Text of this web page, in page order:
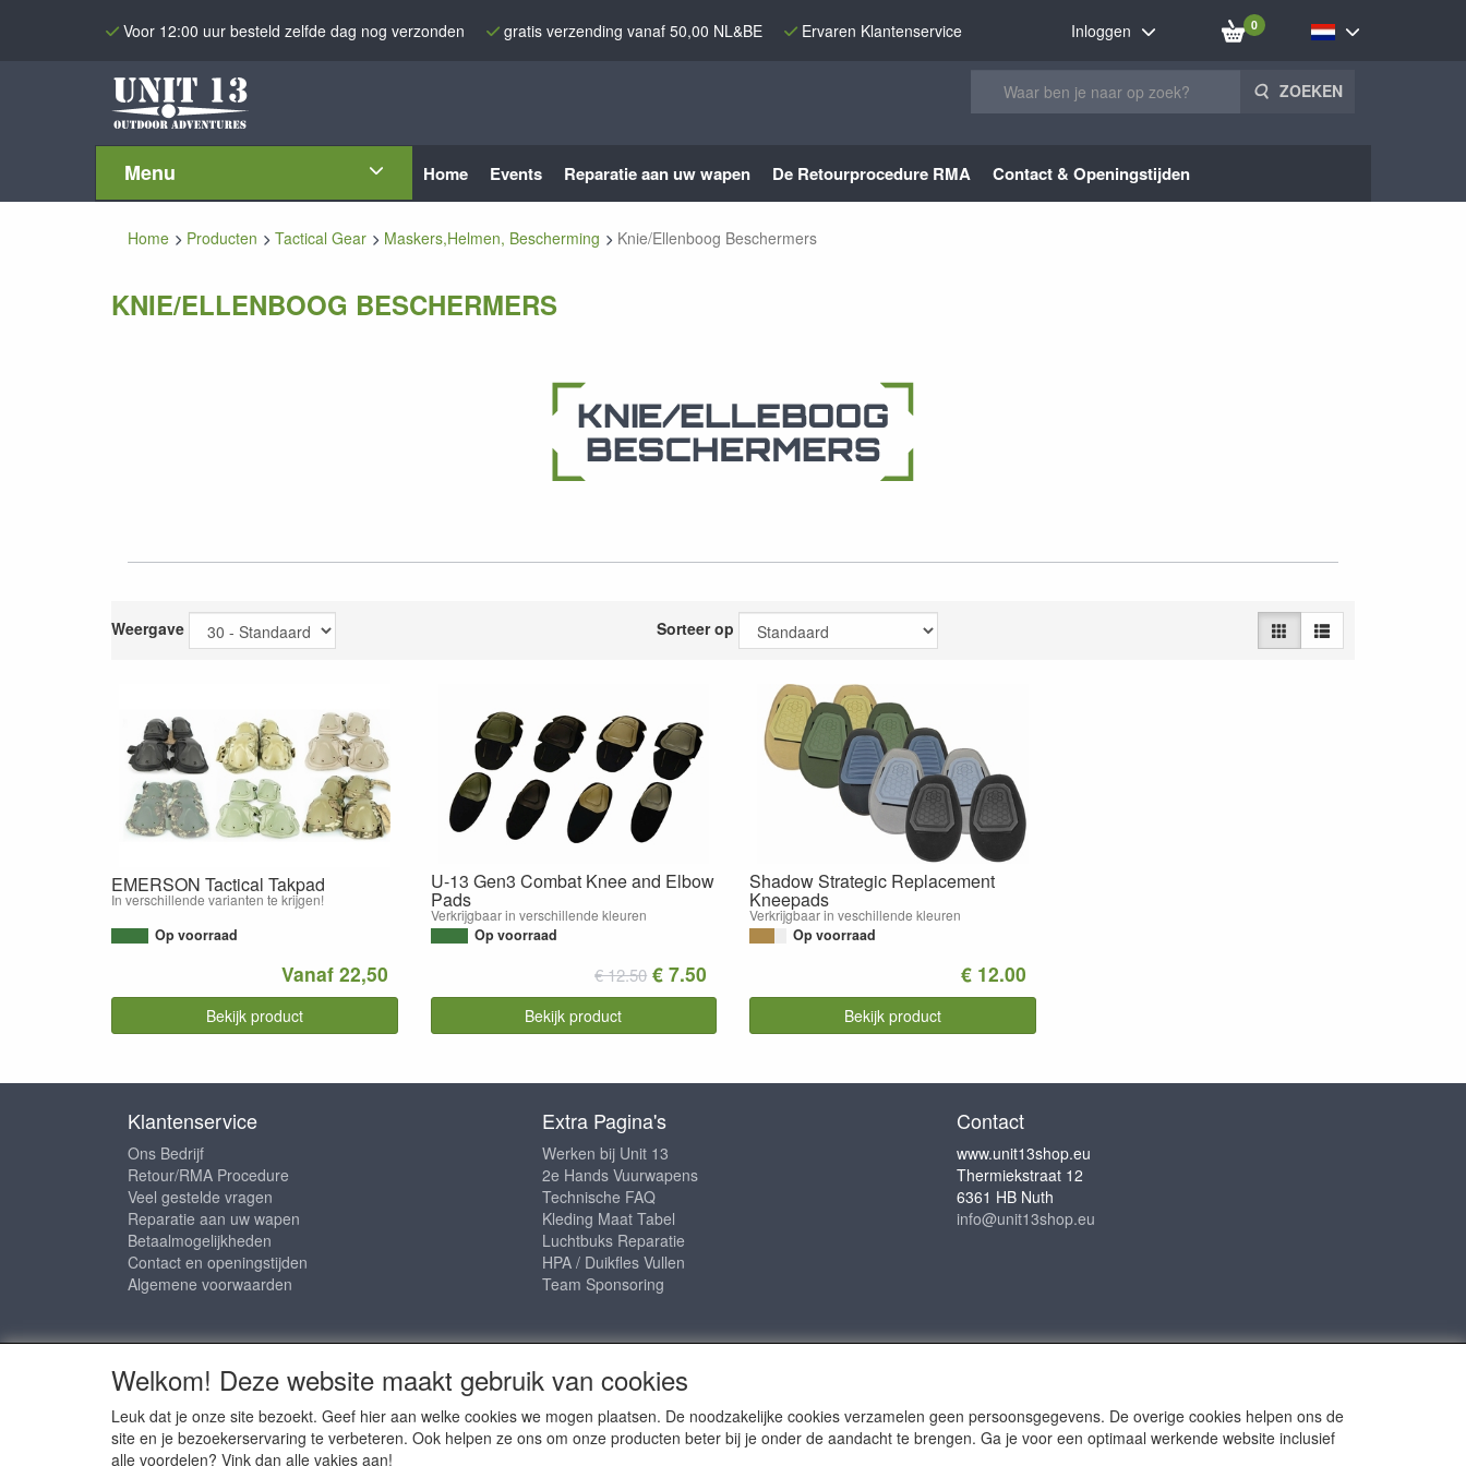
Voor 12:00 uur besteld zelfde dag nog verzonden gratis verzending vanaf 50,00 NL&BE Ervaren Klantenservice Inloggen 0
ZOEKEN
Menu Home Events Reparatie aan uw wapen De Retourprocedure RMA Contact & Openingstijden
Home Producten Tactical Gear Maskers,Helmen, Bescherming Knie/Ellenboog Beschermers
KNIE/ELLENBOOG BESCHERMERS
Weergave Sorteer op
EMERSON Tactical Takpad
In verschillende varianten te krijgen!
Op voorraad
Vanaf 22,50
Bekijk product
U-13 Gen3 Combat Knee and Elbow
Pads
Verkrijgbaar in verschillende kleuren
Op voorraad
€ 12.50 € 7.50
Bekijk product
Shadow Strategic Replacement
Kneepads
Verkrijgbaar in veschillende kleuren
Op voorraad
€ 12.00
Bekijk product
Klantenservice
Ons Bedrijf
Retour/RMA Procedure
Veel gestelde vragen
Reparatie aan uw wapen
Betaalmogelijkheden
Contact en openingstijden
Algemene voorwaarden
Extra Pagina's
Werken bij Unit 13
2e Hands Vuurwapens
Technische FAQ
Kleding Maat Tabel
Luchtbuks Reparatie
HPA / Duikfles Vullen
Team Sponsoring
Contact
www.unit13shop.eu
Thermiekstraat 12
6361 HB Nuth
info@unit13shop.eu
Welkom! Deze website maakt gebruik van cookies
Leuk dat je onze site bezoekt. Geef hier aan welke cookies we mogen plaatsen. De noodzakelijke cookies verzamelen geen persoonsgegevens. De overige cookies helpen ons de
site en je bezoekerservaring te verbeteren. Ook helpen ze ons om onze producten beter bij je onder de aandacht te brengen. Ga je voor een optimaal werkende website inclusief
alle voordelen? Vink dan alle vakjes aan!